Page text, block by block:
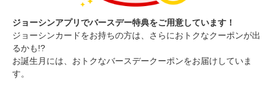
ジョーシンアプリでバースデー特典をご用意しています！
ジョーシンカードをお持ちの方は、さらにおトクなクーポンが出
るかも!?
お誕生月には、おトクなバースデークーポンをお届けしていま
す。